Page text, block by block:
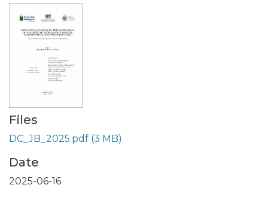
Files
DC_JB_2025.pdf (3 MB)
Date
2025-06-16